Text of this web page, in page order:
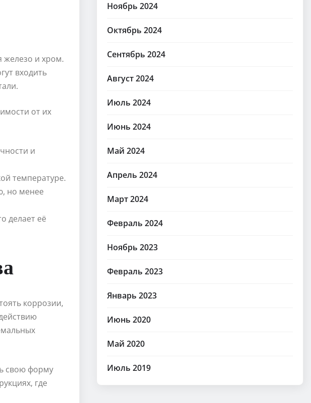
железо и хром.
входить
от их
и
температуре.
но менее
делает её
коррозии,
свою форму
где
Ноябрь 2024
Октябрь 2024
Сентябрь 2024
Август 2024
Июль 2024
Июнь 2024
Май 2024
Апрель 2024
Март 2024
Февраль 2024
Ноябрь 2023
Февраль 2023
Январь 2023
Июнь 2020
Май 2020
Июль 2019